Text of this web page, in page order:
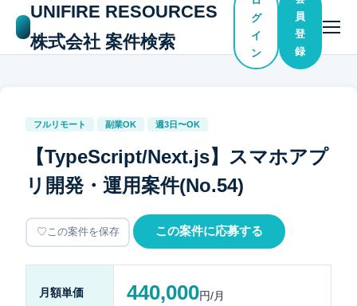
UNIFIRE RESOURCES
株式会社 案件検索
グ
イ
ン
員
登
録
フルリモート 副業OK 週3日〜OK
【TypeScript/Next.js】スマホアプ
リ開発・運用案件(No.54)
この案件を保存 この案件に応募する
月額単価 440,000円/月